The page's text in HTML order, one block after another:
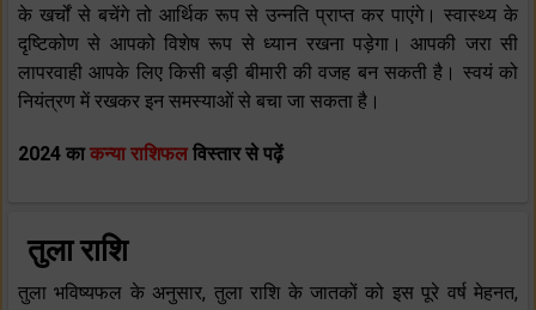
के खर्चों से बचेंगे तो आर्थिक रूप से उन्नति प्राप्त कर पाएंगे। स्वास्थ्य के
दृष्टिकोण से आपको विशेष रूप से ध्यान रखना पड़ेगा। आपकी जरा सी
लापरवाही आपके लिए किसी बड़ी बीमारी की वजह बन सकती है। स्वयं को
नियंत्रण में रखकर इन समस्याओं से बचा जा सकता है।
2024 काकन्या राशिफलविस्तार से पढ़ें
तुला राशि
तुला भविष्यफल के अनुसार, तुला राशि के जातकों को इस पूरे वर्ष मेहनत,